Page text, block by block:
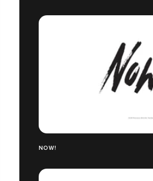
NOW!